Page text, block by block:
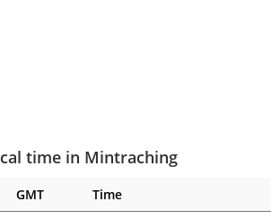
time in Mintraching
GMT
Time